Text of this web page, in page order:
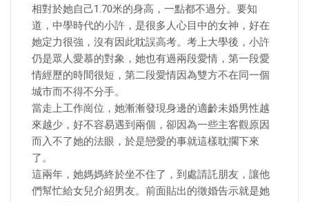
相對於她自己1.70米的身高，一點都不過分。要知
道，中學時代的小許，是很多人心目中的女神，好在
她定力很強，沒有因此耽誤高考。考上大學後，小許
仍是眾人愛慕的對象，她也有過兩段愛情，第一段愛
情經歷的時間很短，第二段愛情因為雙方不在同一個
城市而不得不分手。
當走上工作崗位，她漸漸發現身邊的適齡未婚男性越
來越少，好不容易遇到兩個，卻因為一些主客觀原因
而入不了她的法眼，於是戀愛的事就這樣耽擱下來
了。
這兩年，她媽媽終於坐不住了，到處請託朋友，讓他
們幫忙給女兒介紹男友。前面貼出的徵婚告示就是她